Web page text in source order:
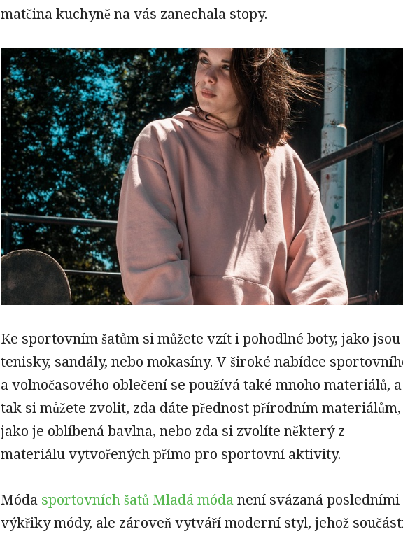
matčina kuchyně na vás zanechala stopy.
Ke sportovním šatům si můžete vzít i pohodlné boty, jako jsou
tenisky, sandály, nebo mokasíny. V široké nabídce
a volnočasového oblečení se používá také mnoho materiálů, a
tak si můžete zvolit, zda dáte přednost přírodním materiálům,
jako je oblíbená bavlna, nebo zda si zvolíte některý z
materiálu vytvořených přímo pro sportovní aktivity.
Móda sportovních šatů Mladá móda není svázaná posledními
výkřiky módy, ale zároveň vytváří moderní styl, jehož